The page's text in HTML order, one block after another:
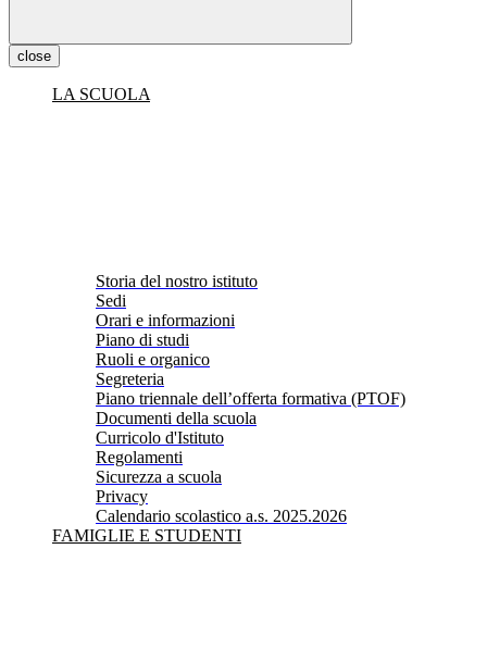
close
LA SCUOLA
Storia del nostro istituto
Sedi
Orari e informazioni
Piano di studi
Ruoli e organico
Segreteria
Piano triennale dell’offerta formativa (PTOF)
Documenti della scuola
Curricolo d'Istituto
Regolamenti
Sicurezza a scuola
Privacy
Calendario scolastico a.s. 2025.2026
FAMIGLIE E STUDENTI